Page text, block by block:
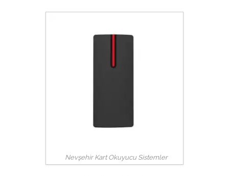
Nevşehir Kart Okuyucu Sistemler